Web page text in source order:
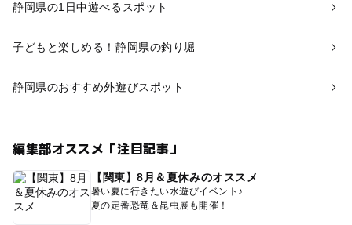
静岡県の1日中遊べるスポット
子どもと楽しめる！静岡県の釣り堀
静岡県のおすすめ外遊びスポット
編集部オススメ「注目記事」
【関東】8月＆夏休みのオススメ
暑い夏に行きたい水遊びイベント♪
夏の定番恐竜＆昆虫展も開催！